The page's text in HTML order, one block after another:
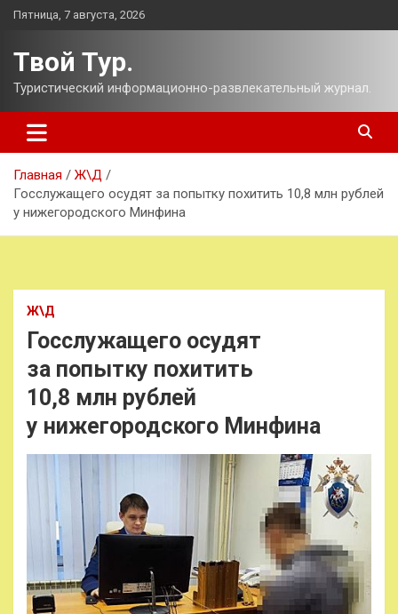
Перейти
Пятница, 7 августа, 2026
Твой Тур.
Туристический информационно-развлекательный журнал.
Главная
Ж\Д
Госслужащего осудят за попытку похитить 10,8 млн рублей
у нижегородского Минфина
Ж\Д
Госслужащего осудят
за попытку похитить
10,8 млн рублей
у нижегородского Минфина